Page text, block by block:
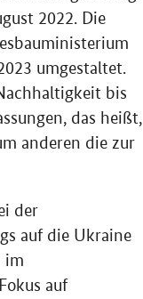
2022. Die
umgestaltet.
bis
das heißt,
anderen die zur
der
auf die Ukraine
im
auf